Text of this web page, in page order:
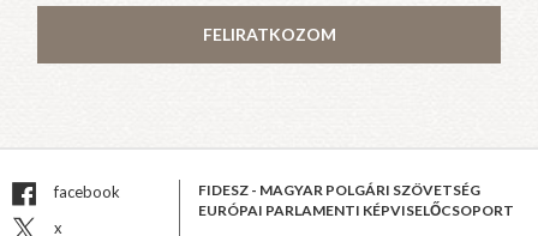
FELIRATKOZOM
facebook
x
FIDESZ - MAGYAR POLGÁRI SZÖVETSÉG
EURÓPAI PARLAMENTI KÉPVISELŐCSOPORT